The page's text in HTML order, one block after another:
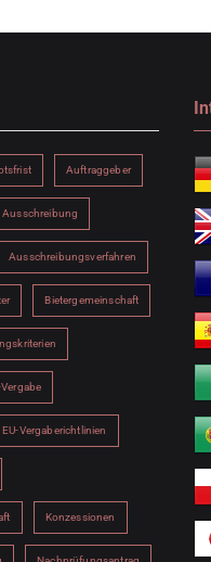
Auftraggeber
Ausschreibung
Ausschreibungsverfahren
Bietergemeinschaft
Vergabe
EU-Vergaberichtlinien
Konzessionen